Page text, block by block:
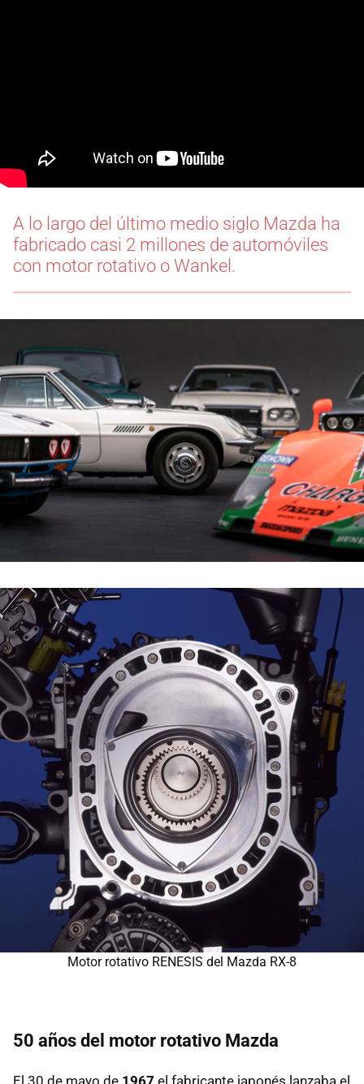
A lo largo del último medio siglo Mazda ha
fabricado casi 2 millones de automóviles
con motor rotativo o Wankel.
Motor rotativo RENESIS del Mazda RX-8
50 años del motor rotativo Mazda